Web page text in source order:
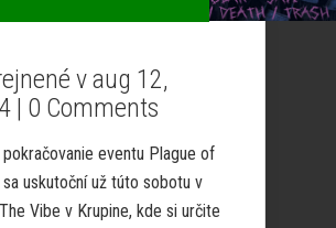
v aug 12,
| 0 Comments
pokračovanie eventu Plague of
uskutoční už túto sobotu v
Vibe v Krupine, kde si určite